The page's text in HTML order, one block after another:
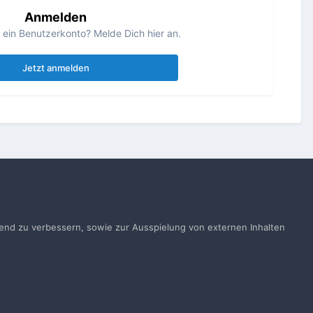
Anmelden
Benutzerkonto? Melde Dich hier an.
Jetzt anmelden
zu verbessern, sowie zur Ausspielung von externen Inhalten